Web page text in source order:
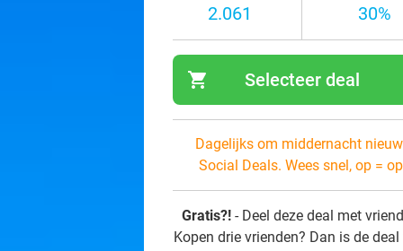
2.061
30%
shopping_cart Selecteer deal
Dagelijks om middernacht
Social Deals. Wees snel, op =
Gratis?! - Deel deze deal met
Kopen drie vrienden? Dan is de